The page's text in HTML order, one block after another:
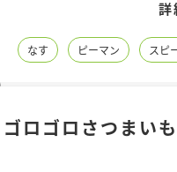
レシピ名特集
商品情報
詳
なす ピーマン スピ
ゴロゴロさつまい